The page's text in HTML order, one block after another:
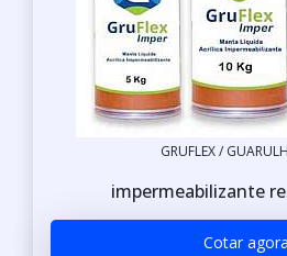
GRUFLEX /
impermeabilizante
Cotar agora